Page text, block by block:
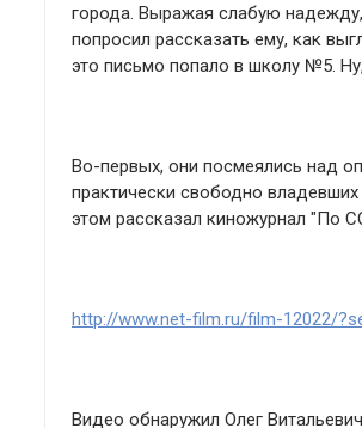
города. Выражая слабую
попросил рассказать ему, как
это письмо попало в школу №5.
Во-первых, они посмеялись над
практически свободно
этом рассказал киножурнал "По
http://www.net-film.ru/film-12022/
Видео обнаружил Олег